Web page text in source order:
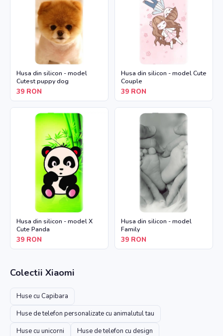
Husa din silicon - model
Cutest puppy dog
39 RON
Husa din silicon - model Cute
Couple
39 RON
Husa din silicon - model X
Cute Panda
39 RON
Husa din silicon - model
Family
39 RON
Colectii Xiaomi
Huse cu Capibara
Huse de telefon personalizate cu animalutul tau
Huse cu unicorni
Huse de telefon cu design